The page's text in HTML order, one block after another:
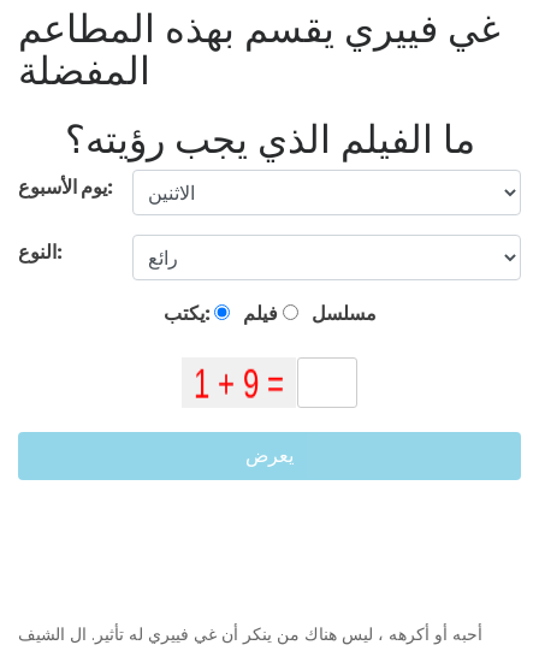
غي فييري يقسم بهذه المطاعم
المفضلة
ما الفيلم الذي يجب رؤيته؟
يوم الأسبوع:
النوع:
يكتب: فيلم مسلسل
يعرض
أحبه أو أكرهه ، ليس هناك من ينكر أن غي فييري له تأثير. ال الشيف